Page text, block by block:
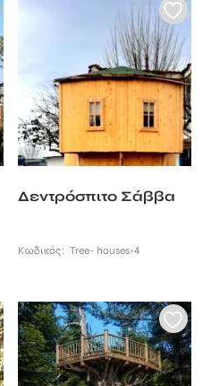
Δεντρόσπιτο Σάββα
Κωδικός:Tree- houses-4